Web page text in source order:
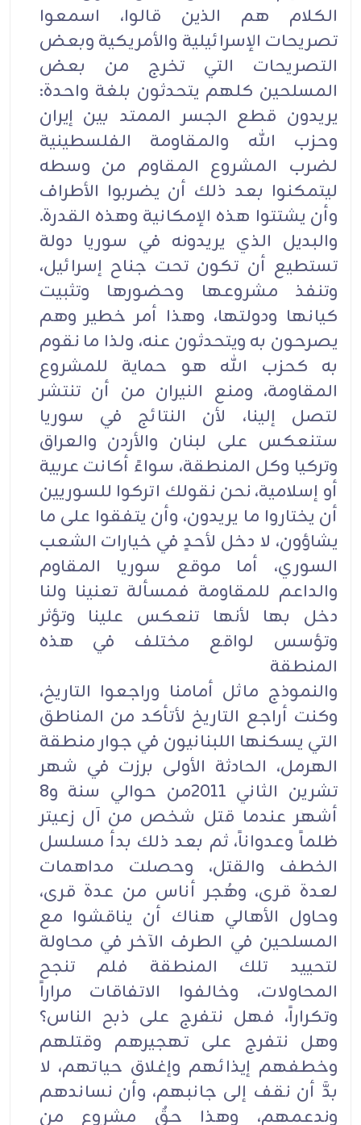
الكلام هم الذين قالوا، اسمعوا
تصريحات الإسرائيلية والأمريكية وبعض
التصريحات التي تخرج من بعض
المسلحين كلهم يتحدثون بلغة واحدة:
يريدون قطع الجسر الممتد بين إيران
وحزب الله والمقاومة الفلسطينية
لضرب المشروع المقاوم من وسطه
ليتمكنوا بعد ذلك أن يضربوا الأطراف
وأن يشتتوا هذه الإمكانية وهذه القدرة.
والبديل الذي يريدونه في سوريا دولة
تستطيع أن تكون تحت جناح إسرائيل،
وتنفذ مشروعها وحضورها وتثبيت
كيانها ودولتها، وهذا أمر خطير وهم
يصرحون به ويتحدثون عنه، ولذا ما نقوم
به كحزب الله هو حماية للمشروع
المقاومة، ومنع النيران من أن تنتشر
لتصل إلينا، لأن النتائج في سوريا
ستنعكس على لبنان والأردن والعراق
وتركيا وكل المنطقة، سواءً أكانت عربية
أو إسلامية، نحن نقولك اتركوا للسوريين
أن يختاروا ما يريدون، وأن يتفقوا على ما
يشاؤون، لا دخل لأحدٍ في خيارات الشعب
السوري، أما موقع سوريا المقاوم
والداعم للمقاومة فمسألة تعنينا ولنا
دخل بها لأنها تنعكس علينا وتؤثر
وتؤسس لواقع مختلف في هذه
المنطقة
والنموذج ماثل أمامنا وراجعوا التاريخ،
وكنت أراجع التاريخ لأتأكد من المناطق
التي يسكنها اللبنانيون في جوار منطقة
الهرمل، الحادثة الأولى برزت في شهر
تشرين الثاني 2011من حوالي سنة و8
أشهر عندما قتل شخص من آل زعيتر
ظلماً وعدواناً، ثم بعد ذلك بدأ مسلسل
الخطف والقتل، وحصلت مداهمات
لعدة قرى، وهُجر أناس من عدة قرى،
وحاول الأهالي هناك أن يناقشوا مع
المسلحين في الطرف الآخر في محاولة
لتحييد تلك المنطقة فلم تنجح
المحاولات، وخالفوا الاتفاقات مراراً
وتكراراً، فهل نتفرج على ذبح الناس؟
وهل نتفرج على تهجيرهم وقتلهم
وخطفهم إيذائهم وإغلاق حياتهم، لا
بدَّ أن نقف إلى جانبهم، وأن نساندهم
وندعمهم، وهذا حقٌ مشروع من